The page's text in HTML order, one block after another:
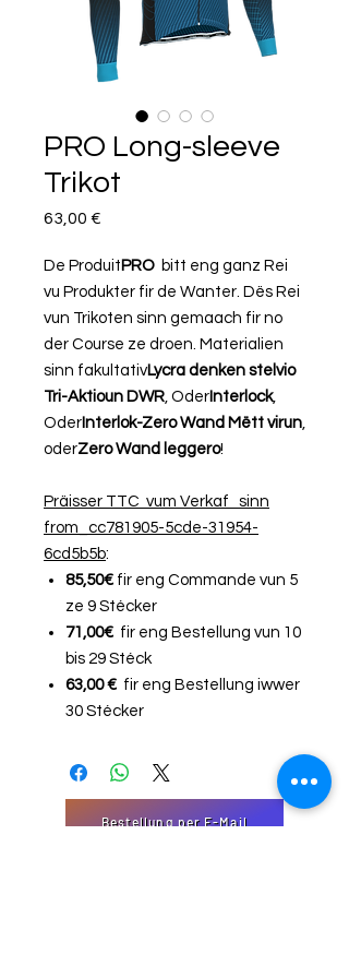
PRO Long-sleeve
Trikot
63,00 €
De Produit PRO bitt eng ganz Rei
vu Produkter fir de Wanter. Dës Rei
vun Trikoten sinn gemaach fir no
der Course ze droen. Materialien
sinn fakultativLycra denken stelvio
Tri-Aktioun DWR, Oder Interlock,
Oder Interlok-Zero Wand Mëtt virun,
oderZero Wand leggero!
Präisser TTC vum Verkaf sinn
from_cc781905-5cde-31954-
6cd5b5b:
85,50€ fir eng Commande vun 5
ze 9 Stécker
71,00€ fir eng Bestellung vun 10
bis 29 Stéck
63,00 € fir eng Bestellung iwwer
30 Stécker
Bestellung per E-Mail